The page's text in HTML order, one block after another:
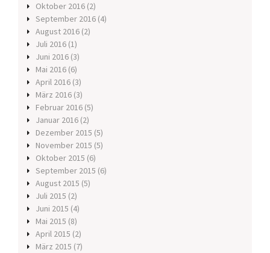
Oktober 2016 (2)
September 2016 (4)
August 2016 (2)
Juli 2016 (1)
Juni 2016 (3)
Mai 2016 (6)
April 2016 (3)
März 2016 (3)
Februar 2016 (5)
Januar 2016 (2)
Dezember 2015 (5)
November 2015 (5)
Oktober 2015 (6)
September 2015 (6)
August 2015 (5)
Juli 2015 (2)
Juni 2015 (4)
Mai 2015 (8)
April 2015 (2)
März 2015 (7)